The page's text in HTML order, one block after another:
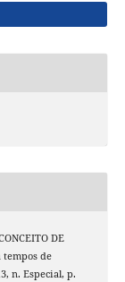
DE
tempos de
n. Especial, p.